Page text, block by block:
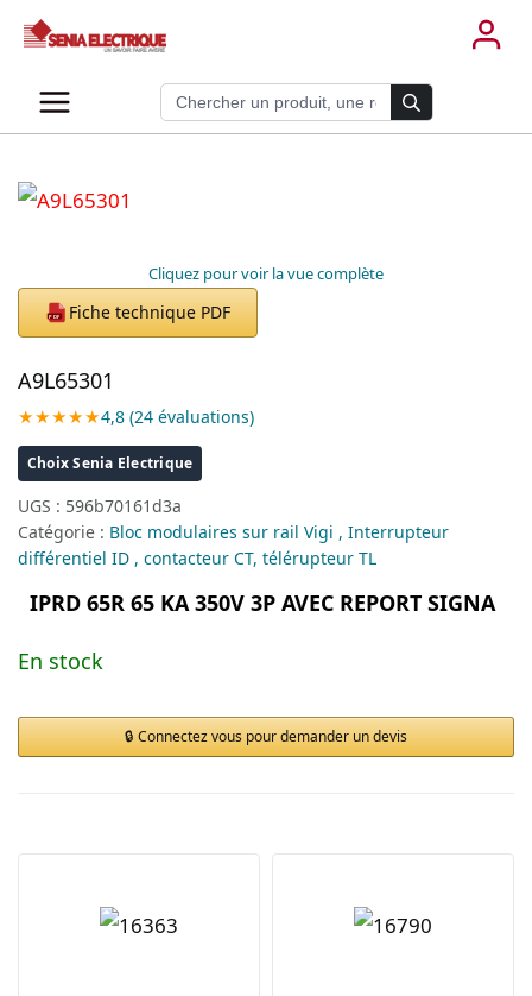
Aller
contenu
Recherche de produits
Cliquez pour voir la vue complète
PDF Fiche technique PDF
A9L65301
★★★★★4,8 (24 évaluations)
Choix Senia Electrique
UGS : 596b70161d3a
Catégorie : Bloc modulaires sur rail Vigi , Interrupteur
différentiel ID , contacteur CT, télérupteur TL
IPRD 65R 65 KA 350V 3P AVEC REPORT SIGNA
En stock
Connectez vous pour demander un devis